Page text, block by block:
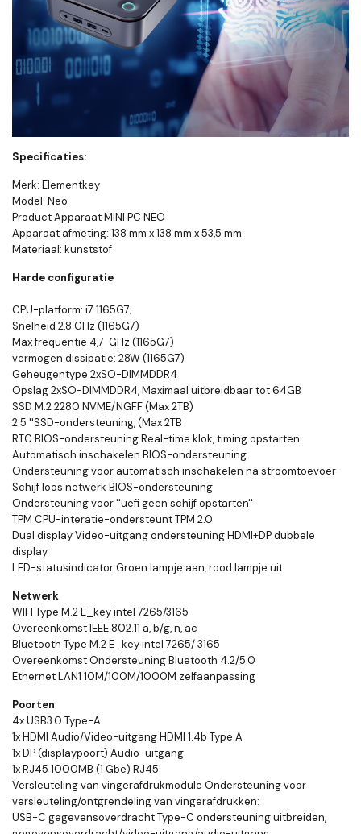
Specificaties:
Merk: Elementkey
Model: Neo
Product Apparaat MINI PC NEO
Apparaat afmeting: 138 mm x 138 mm x 53,5 mm
Materiaal: kunststof
Harde configuratie
CPU-platform: i7 1165G7;
Snelheid 2,8 GHz (1165G7)
Max frequentie 4,7 GHz (1165G7)
vermogen dissipatie: 28W (1165G7)
Geheugentype 2xSO-DIMMDDR4
Opslag 2xSO-DIMMDDR4, Maximaal uitbreidbaar tot 64GB
SSD M.2 2280 NVME/NGFF (Max 2TB)
2.5 ''SSD-ondersteuning, (Max 2TB
RTC BIOS-ondersteuning Real-time klok, timing opstarten
Automatisch inschakelen BIOS-ondersteuning.
Ondersteuning voor automatisch inschakelen na stroomtoevoer
Schijf loos netwerk BIOS-ondersteuning
Ondersteuning voor ''uefi geen schijf opstarten''
TPM CPU-interatie-ondersteunt TPM 2.0
Dual display Video-uitgang ondersteuning HDMI+DP dubbele
display
LED-statusindicator Groen lampje aan, rood lampje uit
Netwerk
WIFI Type M.2 E_key intel 7265/3165
Overeenkomst IEEE 802.11 a, b/g, n, ac
Bluetooth Type M.2 E_key intel 7265/ 3165
Overeenkomst Ondersteuning Bluetooth 4.2/5.0
Ethernet LAN1 10M/100M/1000M zelfaanpassing
Poorten
4x USB3.0 Type-A
1x HDMI Audio/Video-uitgang HDMI 1.4b Type A
1x DP (displaypoort) Audio-uitgang
1x RJ45 1000MB (1 Gbe) RJ45
Versleuteling van vingerafdrukmodule Ondersteuning voor
versleuteling/ontgrendeling van vingerafdrukken:
USB-C gegevensoverdracht Type-C ondersteuning uitbreiden,